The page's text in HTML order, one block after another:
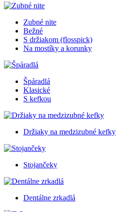
Zubné nite
Bežné
S držiakom (flosspick)
Na mostíky a korunky
Špáradlá
Klasické
S kefkou
Držiaky na medzizubné kefky
Stojančeky
Dentálne zrkadlá